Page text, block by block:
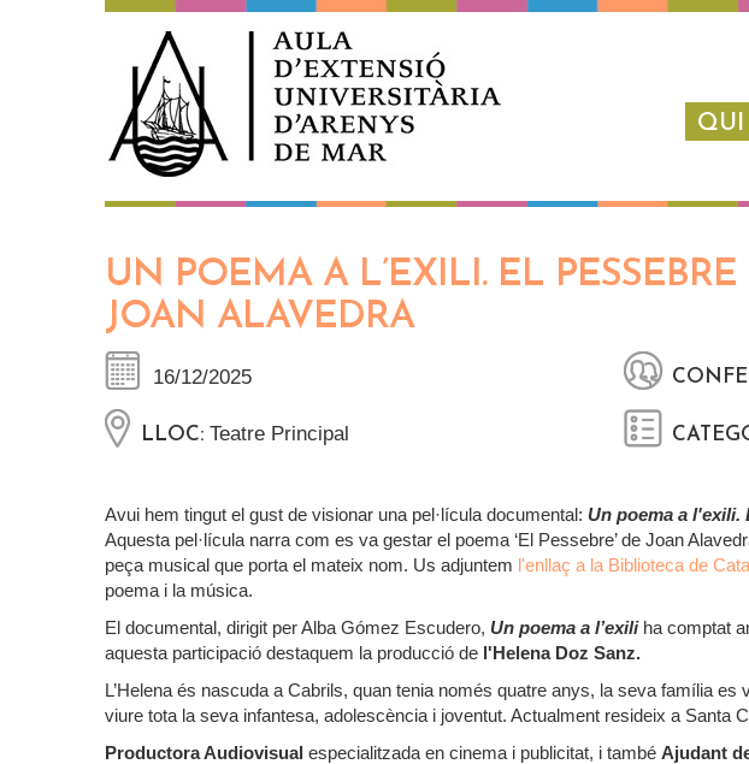
Vés al contingut
QUI
UN POEMA A L’EXILI. EL
JOAN ALAVEDRA
16/12/2025
LLOC: Teatre Principal
Avui hem tingut el gust de visionar una pel·lícula documental: Un poema a l'exili.
Aquesta pel·lícula narra com es va gestar el poema ‘El Pessebre’ de Joan
peça musical que porta el mateix nom. Us adjuntem l'enllaç a la Biblioteca de
poema i la música.
El documental, dirigit per Alba Gómez Escudero, Un poema a l’exili ha comptat
aquesta participació destaquem la producció de l'Helena Doz Sanz.
L’Helena és nascuda a Cabrils, quan tenia només quatre anys, la seva família
viure tota la seva infantesa, adolescència i joventut. Actualment resideix a Santa
Productora Audiovisual especialitzada en cinema i publicitat, i també Ajudant